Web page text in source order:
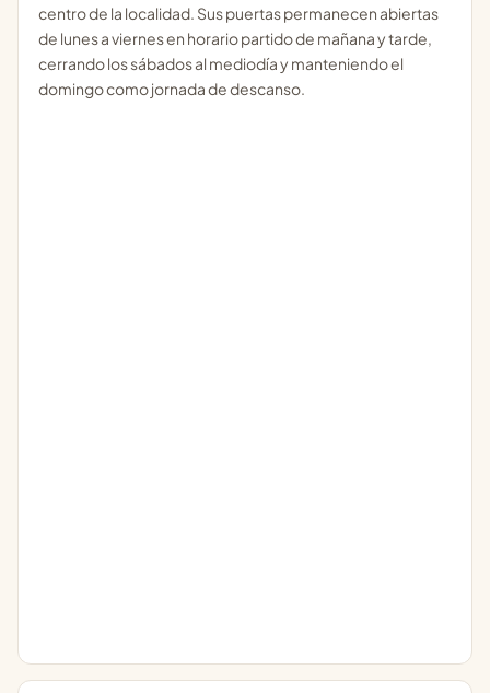
centro de la localidad. Sus puertas permanecen abiertas
de lunes a viernes en horario partido de mañana y tarde,
cerrando los sábados al mediodía y manteniendo el
domingo como jornada de descanso.